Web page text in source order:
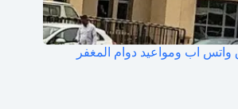
اب ومواعيد دوام المغفر